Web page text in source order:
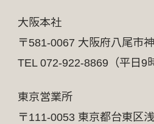
大阪本社
〒581-0067 大阪府八尾市
TEL 072-922-8869（平日9
東京営業所
〒111-0053 東京都台東区